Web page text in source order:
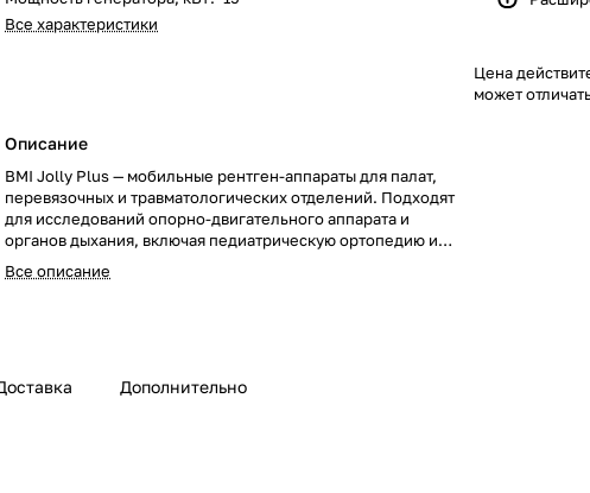
Все характеристики
Описание
BMI Jolly Plus — мобильные рентген-аппараты для палат,
перевязочных и травматологических отделений. Подходят
для исследований опорно-двигательного аппарата и
органов дыхания, включая педиатрическую ортопедию и
экстренную помощь.
Все описание
Цена
может
Дополнительно